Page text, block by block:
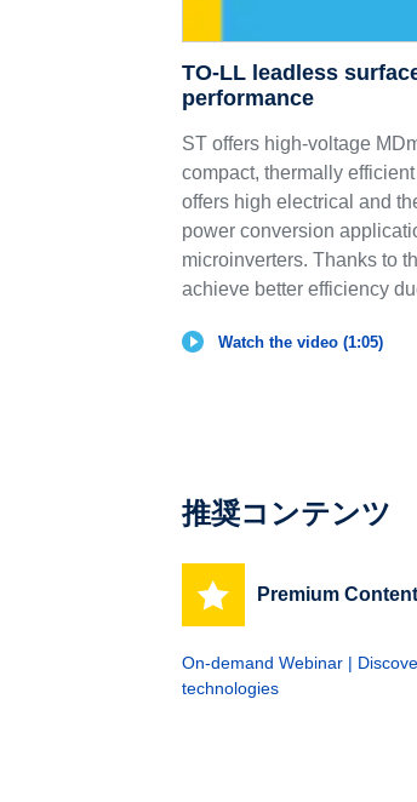
TO-LL leadless
performance
ST offers high-voltage
compact, thermally
offers high electrical and
power conversion
microinverters. Thanks to
achieve better efficiency
Watch the video (1:05)
推奨コンテンツ
Premium Content
On-demand Webinar |
technologies